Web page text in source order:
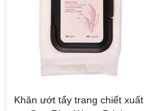
Khăn ướt tẩy trang chiết xuất